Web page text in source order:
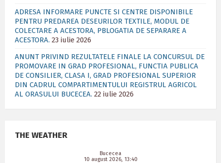
ADRESA INFORMARE PUNCTE SI CENTRE DISPONIBILE
PENTRU PREDAREA DESEURILOR TEXTILE, MODUL DE
COLECTARE A ACESTORA, PBLOGATIA DE SEPARARE A
ACESTORA. 23 iulie 2026
ANUNT PRIVIND REZULTATELE FINALE LA CONCURSUL DE
PROMOVARE IN GRAD PROFESIONAL, FUNCTIA PUBLICA
DE CONSILIER, CLASA I, GRAD PROFESIONAL SUPERIOR
DIN CADRUL COMPARTIMENTULUI REGISTRUL AGRICOL
AL ORASULUI BUCECEA. 22 iulie 2026
THE WEATHER
Bucecea
10 august 2026, 13:40